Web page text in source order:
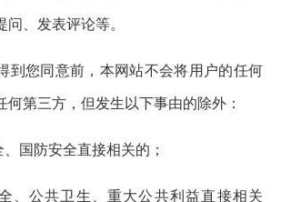
问、发表评论等。
您同意前，本网站不会将用户的任何
何第三方，但发生以下事由的除外：
防安全直接相关的；
公共卫生、重大公共利益直接相关